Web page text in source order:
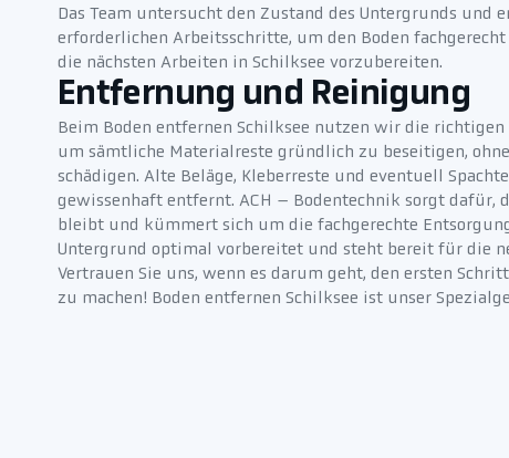
Das Team untersucht den Zustand des Untergrunds und
erforderlichen Arbeitsschritte, um den Boden
die nächsten Arbeiten in Schilksee vorzubereiten.
Entfernung und Reinigung
Beim Boden entfernen Schilksee nutzen wir die richtigen
um sämtliche Materialreste gründlich zu beseitigen,
schädigen. Alte Beläge, Kleberreste und eventuell
gewissenhaft entfernt. ACH – Bodentechnik sorgt dafür,
bleibt und kümmert sich um die fachgerechte
Untergrund optimal vorbereitet und steht bereit für die
Vertrauen Sie uns, wenn es darum geht, den ersten
zu machen! Boden entfernen Schilksee ist unser